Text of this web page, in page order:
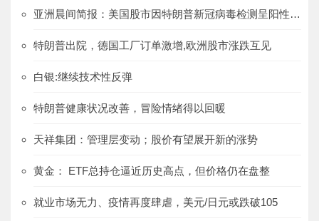
亚洲晨间简报：美国股市因特朗普新冠病毒检测呈阳性受到影响
特朗普出院，德国工厂订单激增,欧洲股市涨跌互见
白银:继续技术性反弹
特朗普健康状况改善，冒险情绪得以回暖
天祥集团：管理层变动；股价有望展开新的涨势
黄金： ETF总持仓逼近历史高点，但价格仍在盘整
就业市场无力、疫情再度肆虐，美元/日元或跌破105